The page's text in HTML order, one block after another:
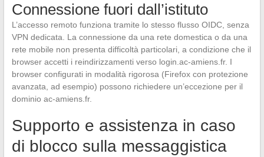
Connessione fuori dall’istituto
L’accesso remoto funziona tramite lo stesso flusso OIDC, senza
VPN dedicata. La connessione da una rete domestica o da una
rete mobile non presenta difficoltà particolari, a condizione che il
browser accetti i reindirizzamenti verso login.ac-amiens.fr. I
browser configurati in modalità rigorosa (Firefox con protezione
avanzata, ad esempio) possono richiedere un’eccezione per il
dominio ac-amiens.fr.
Supporto e assistenza in caso
di blocco sulla messaggistica